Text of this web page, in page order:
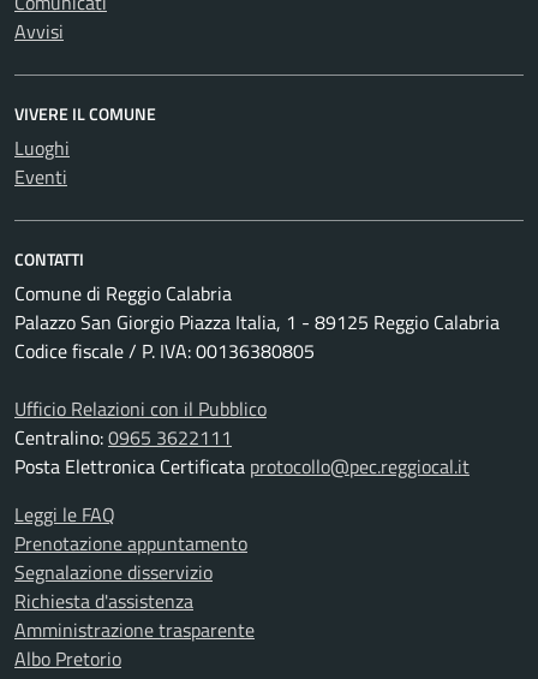
Avvisi
VIVERE IL COMUNE
Luoghi
Eventi
CONTATTI
Comune di Reggio Calabria
Palazzo San Giorgio Piazza Italia, 1 - 89125 Reggio Calabria
Codice fiscale / P. IVA: 00136380805
Ufficio Relazioni con il Pubblico
Centralino:0965 3622111
Posta Elettronica Certificata protocollo@pec.reggiocal.it
Leggi le FAQ
Prenotazione appuntamento
Segnalazione disservizio
Richiesta d'assistenza
Amministrazione trasparente
Albo Pretorio